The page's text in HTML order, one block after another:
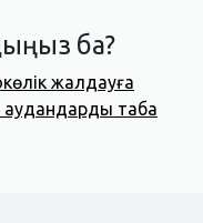
ба?
жалдауға
аудандарды таба